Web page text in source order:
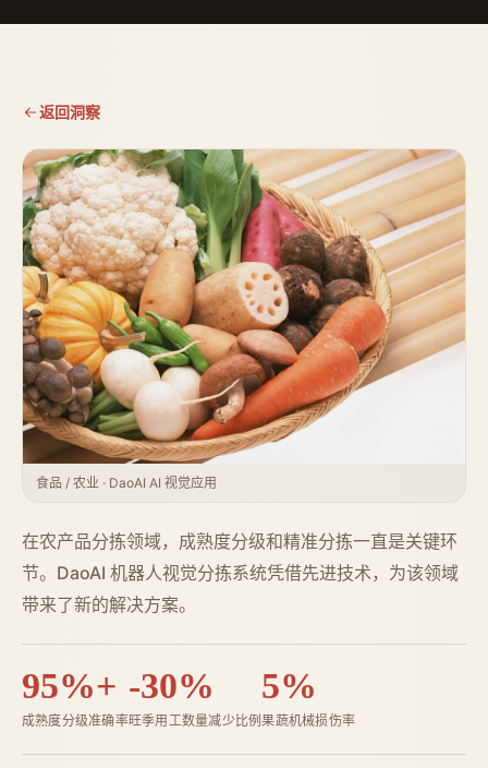
返回洞察
食品 / 农业 · DaoAI AI 视觉应用
在农产品分拣领域，成熟度分级和精准分拣一直是关键环
节。DaoAI 机器人视觉分拣系统凭借先进技术，为该领域
带来了新的解决方案。
95%+
成熟度分级准确率
-30%
旺季用工数量减少比例
5%
果蔬机械损伤率